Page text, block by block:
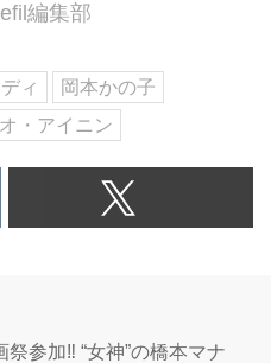
編集部
ィ
岡本かの子
・アイニン
祭参加‼ “女神”の橋本マナ